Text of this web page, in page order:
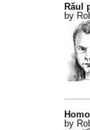
Răul
by
by